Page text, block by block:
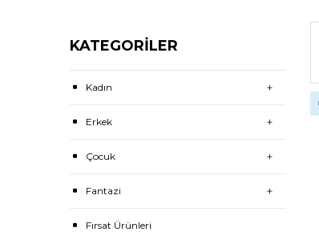
KATEGORILER
Kadın
Erkek
Çocuk
Fantazi
Fırsat Ürünleri